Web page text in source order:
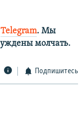
Telegram. Мы
молчать.​
Подпишитесь